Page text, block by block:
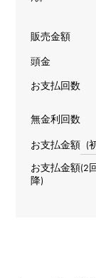
PT900 K18ホ
石種
ダイヤモンド
重量
販売金額
頭金
お支払回数
無金利回数
お支払金額 (
お支払金額(2
降)